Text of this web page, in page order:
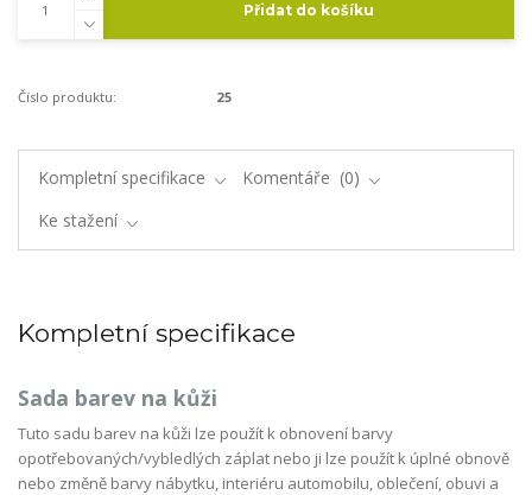
Přidat do košíku
Číslo produktu: 25
Kompletní specifikace Komentáře
0
Ke stažení
Kompletní specifikace
Sada barev na kůži
Tuto sadu barev na kůži lze použít k obnovení barvy
opotřebovaných/vybledlých záplat nebo ji lze použít k úplné obnově
nebo změně barvy nábytku, interiéru automobilu, oblečení, obuvi a